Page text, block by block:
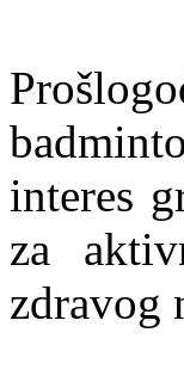
interes
za
zdravog